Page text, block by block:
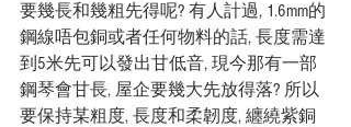
要幾長和幾粗先得呢? 有人計過, 1.6mm的
鋼線唔包銅或者任何物料的話, 長度需達
到5米先可以發出甘低音, 現今那有一部
鋼琴會甘長, 屋企要幾大先放得落? 所以
要保持某粗度, 長度和柔韌度, 纏繞紫銅